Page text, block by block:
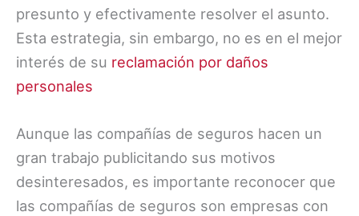
presunto y efectivamente resolver el asunto.
Esta estrategia, sin embargo, no es en el mejor
interés de su reclamación por daños
personales
Aunque las compañías de seguros hacen un
gran trabajo publicitando sus motivos
desinteresados, es importante reconocer que
las compañías de seguros son empresas con